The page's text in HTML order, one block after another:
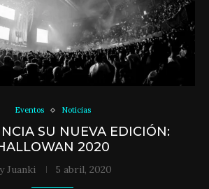
Eventos Noticias
SU NUEVA EDICIÓN:
2020
Juanki 5 abril, 2020